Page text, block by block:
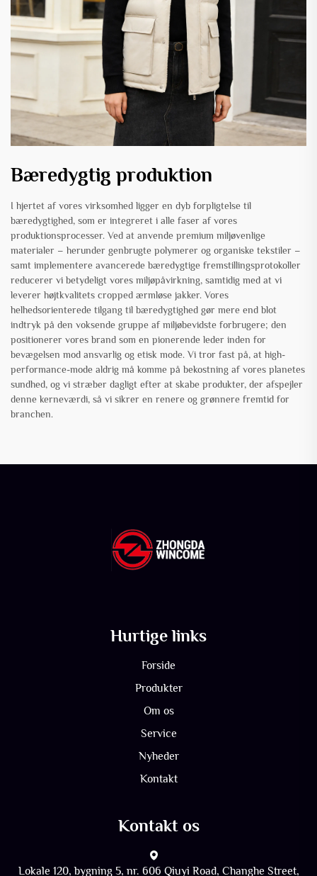
Bæredygtig produktion
I hjertet af vores virksomhed ligger en dyb forpligtelse til
bæredygtighed, som er integreret i alle faser af vores
produktionsprocesser. Ved at anvende premium miljøvenlige
materialer – herunder genbrugte polymerer og organiske tekstiler –
samt implementere avancerede bæredygtige fremstillingsprotokoller
reducerer vi betydeligt vores miljøpåvirkning, samtidig med at vi
leverer højtkvalitets cropped ærmløse jakker. Vores
helhedsorienterede tilgang til bæredygtighed gør mere end blot
indtryk på den voksende gruppe af miljøbevidste forbrugere; den
positionerer vores brand som en pionerende leder inden for
bevægelsen mod ansvarlig og etisk mode. Vi tror fast på, at high-
performance-mode aldrig må komme på bekostning af vores planetes
sundhed, og vi stræber dagligt efter at skabe produkter, der afspejler
denne kerneværdi, så vi sikrer en renere og grønnere fremtid for
branchen.
Hurtige links
Forside
Produkter
Om os
Service
Nyheder
Kontakt
Kontakt os
Lokale 120, bygning 5, nr. 606 Qiuyi Road, Changhe Street,